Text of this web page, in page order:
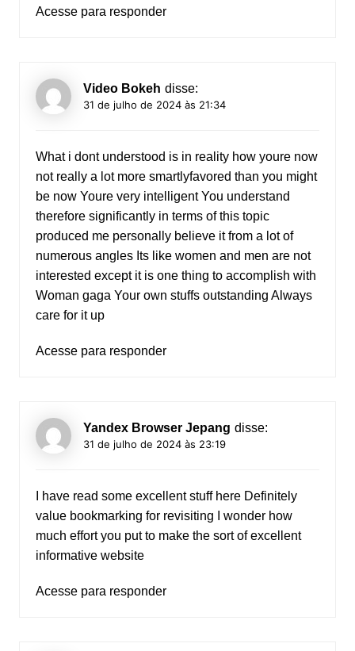
Acesse para responder
Video Bokeh disse:
31 de julho de 2024 às 21:34
What i dont understood is in reality how youre now
not really a lot more smartlyfavored than you might
be now Youre very intelligent You understand
therefore significantly in terms of this topic
produced me personally believe it from a lot of
numerous angles Its like women and men are not
interested except it is one thing to accomplish with
Woman gaga Your own stuffs outstanding Always
care for it up
Acesse para responder
Yandex Browser Jepang disse:
31 de julho de 2024 às 23:19
I have read some excellent stuff here Definitely
value bookmarking for revisiting I wonder how
much effort you put to make the sort of excellent
informative website
Acesse para responder